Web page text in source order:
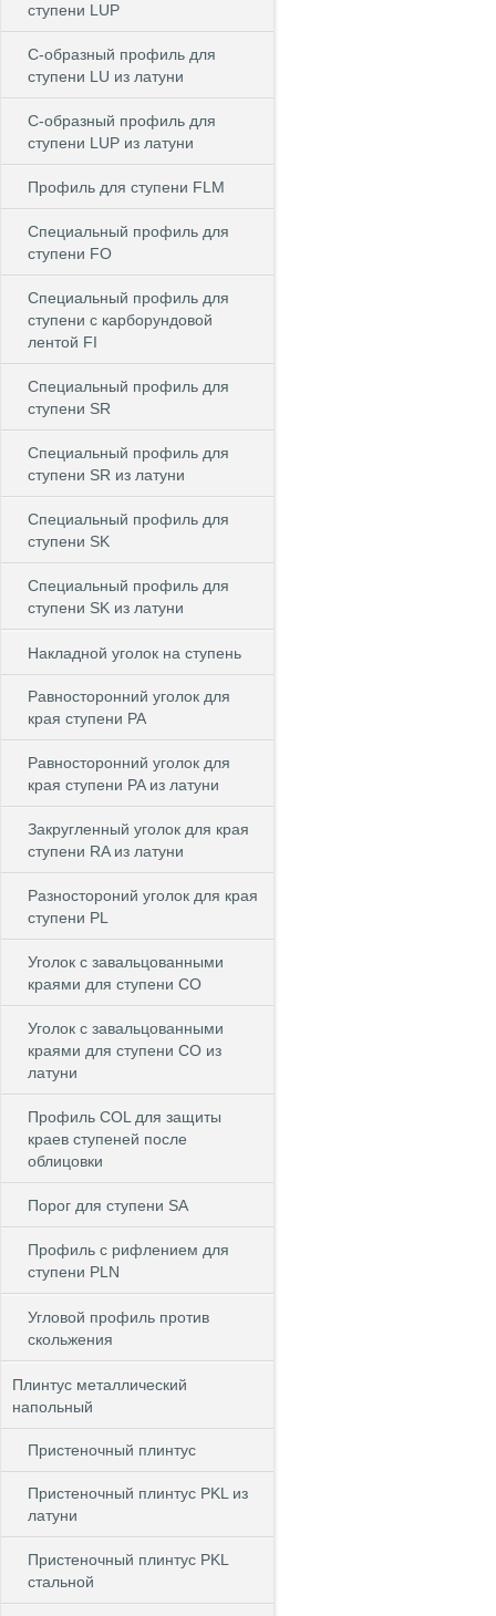
ступени LUP
C-образный профиль для
ступени LU из латуни
C-образный профиль для
ступени LUP из латуни
Профиль для ступени FLM
Специальный профиль для
ступени FO
Специальный профиль для
ступени c карборундовой
лентой FI
Специальный профиль для
ступени SR
Специальный профиль для
ступени SR из латуни
Специальный профиль для
ступени SK
Специальный профиль для
ступени SK из латуни
Накладной уголок на ступень
Равносторонний уголок для
края ступени PA
Равносторонний уголок для
края ступени PA из латуни
Закругленный уголок для края
ступени RA из латуни
Разностороний уголок для края
ступени PL
Уголок с завальцованными
краями для ступени CO
Уголок с завальцованными
краями для ступени CO из
латуни
Профиль COL для защиты
краев ступеней после
облицовки
Порог для ступени SA
Профиль с рифлением для
ступени PLN
Угловой профиль против
скольжения
Плинтус металлический
напольный
Пристеночный плинтус
Пристеночный плинтус PKL из
латуни
Пристеночный плинтус PKL
стальной